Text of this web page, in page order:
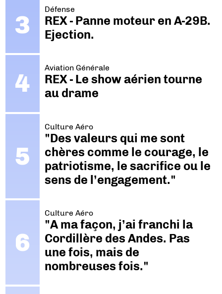
Défense
REX - Panne moteur en A-29B.
Ejection.
Aviation Générale
REX - Le show aérien tourne
au drame
Culture Aéro
"Des valeurs qui me sont
chères comme le courage, le
patriotisme, le sacrifice ou le
sens de l’engagement."
Culture Aéro
"A ma façon, j’ai franchi la
Cordillère des Andes. Pas
une fois, mais de
nombreuses fois."